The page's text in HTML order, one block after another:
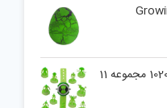
ساعت اسباب بازی طرح بن تن کد 1020 مجموعه 11